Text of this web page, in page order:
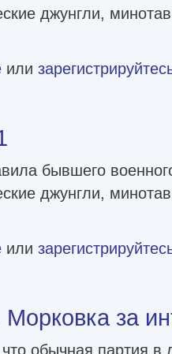
джунгли,
или
бывшего
джунгли,
или
за
что обычная партия